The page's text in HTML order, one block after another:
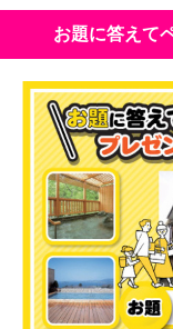
お題に答えて